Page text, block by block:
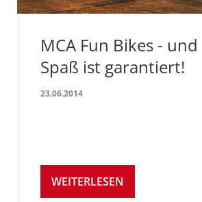
MCA Fun Bikes -
Spaß ist garantiert!
23.06.2014
WEITERLESEN